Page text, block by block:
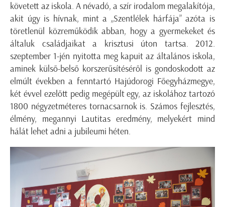
követett az iskola. A névadó, a szír irodalom megalakítója,
akit úgy is hívnak, mint a „Szentlélek hárfája” azóta is
töretlenül közreműködik abban, hogy a gyermekeket és
általuk családjaikat a krisztusi úton tartsa. 2012.
szeptember 1-jén nyitotta meg kapuit az általános iskola,
aminek külső-belső korszerűsítéséről is gondoskodott az
elmúlt években a fenntartó Hajúdorogi Főegyházmegye,
két évvel ezelőtt pedig megépült egy, az iskolához tartozó
1800 négyzetméteres tornacsarnok is. Számos fejlesztés,
élmény, megannyi Lautitas eredmény, melyekért mind
hálát lehet adni a jubileumi héten.